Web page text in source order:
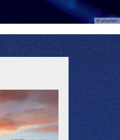
© unsplash